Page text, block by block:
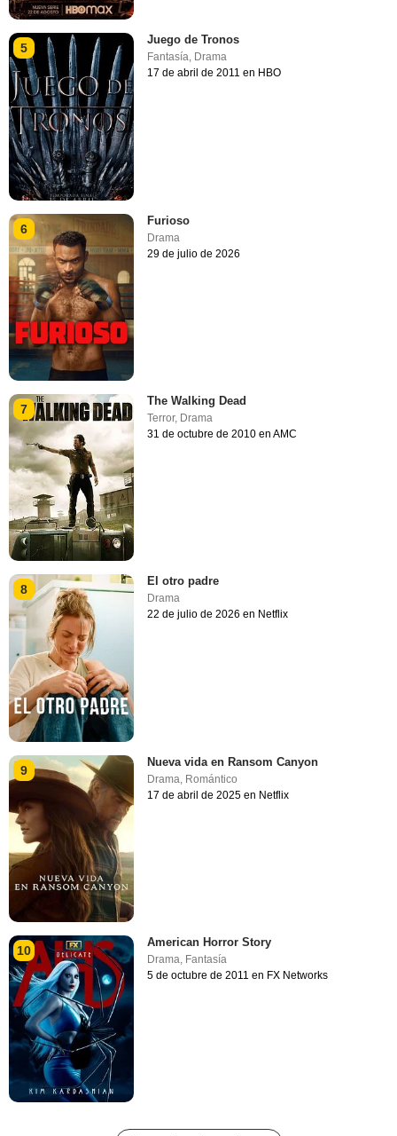
5
Juego de Tronos
Fantasía, Drama
17 de abril de 2011 en HBO
6
Furioso
Drama
29 de julio de 2026
7
The Walking Dead
Terror, Drama
31 de octubre de 2010 en AMC
8
El otro padre
Drama
22 de julio de 2026 en Netflix
9
Nueva vida en Ransom Canyon
Drama Romántico
17 de abril de 2025 en Netflix
10
American Horror Story
Drama, Fantasía
5 de octubre de 2011 en FX Networks